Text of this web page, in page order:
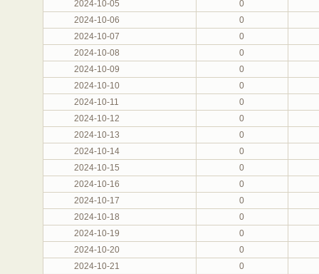
2024-10-05
0
2024-10-06
0
2024-10-07
0
2024-10-08
0
2024-10-09
0
2024-10-10
0
2024-10-11
0
2024-10-12
0
2024-10-13
0
2024-10-14
0
2024-10-15
0
2024-10-16
0
2024-10-17
0
2024-10-18
0
2024-10-19
0
2024-10-20
0
2024-10-21
0